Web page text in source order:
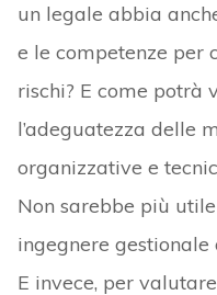
un legale abbia
e le competenze per
rischi? E come potrà
l’adeguatezza delle
organizzative e
Non sarebbe più
ingegnere
E invece, per